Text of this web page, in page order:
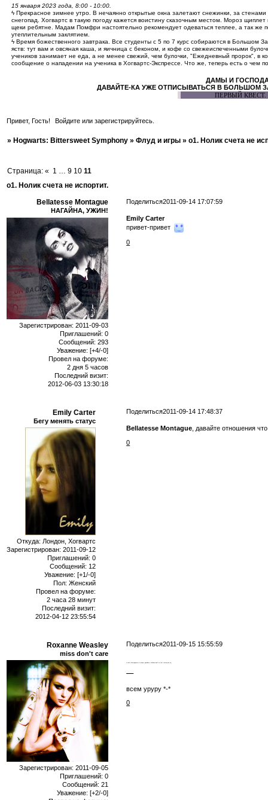
15 января 2023 года, 8:00 - 10:00.
ϟ Прекрасное зимнее утро. В нечаянно открытые окна залетают снежинки, за
снегопад. Хогвартс в такую погоду кажется воистину сказочным местом. Мороз
щеки ребятне. Мадам Помфри настоятельно рекомендует одеваться теплее, а так же
утеплительным заклятием.
ϟ Время божественного завтрака. Все студенты с 5 по 7 курс собираются в Большом
яств: тут вам и овсяная каша, и яичница с беконом, и кофе со свежеиспеченными
учеников занимает не еда, а не менее свежий, чем булочки, "Ежедневный пророк", в
сообщение о нападении на ученика в Хогвартс-Экспрессе. Что же, теперь есть о чем
ДАМЫ И
ДАВАЙТЕ-КА УЖЕ ОТПИСЫВАТЬСЯ В БОЛЬШОМ
ПЕРВЫЙ КВЕСТ.
Привет, Гость! Войдитеили зарегистрируйтесь.
» Hogwarts: Bittersweet Symphony » Флуд и игры » о1. Нолик счета не
о1. Нолик счета не испортит.
Страница: « 1 9 10 11
Поделиться2011-09-14 17:07:59
Bellatesse Montague
НАГАЙНА, УЖИН!
Зарегистрирован: 2011-09-03
Приглашений: 0
Сообщений: 293
Уважение: [+4/-0]
Провел на форуме:
2 дня 5 часов
Последний визит:
2012-06-03 13:30:18
Emily Carter
привет-привет
0
Поделиться2011-09-14 17:48:37
Emily Carter
Бегу менять статус
Откуда: Лондон, Хогвартс
Зарегистрирован: 2011-09-12
Приглашений: 0
Сообщений: 12
Уважение: [+1/-0]
Пол: Женский
Провел на форуме:
2 часа 28 минут
Последний визит:
2012-04-12 23:55:54
Bellatesse Montague , давайте отношения
0
Поделиться2011-09-15 15:55:59
Roxanne Weasley
miss don't care
Зарегистрирован: 2011-09-05
Приглашений: 0
Сообщений: 21
Уважение: [+2/-0]
всем уруру *-*
0